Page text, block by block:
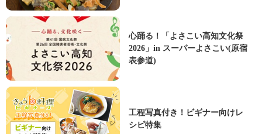
心踊る！「よさこい高知文化祭
2026」in スーパーよさこい(原宿
表参道)
工程写真付き！ビギナー向けレ
シピ特集